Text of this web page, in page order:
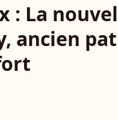
: La
ancien